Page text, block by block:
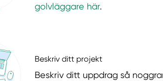
golvläggare här.
Beskriv ditt projekt
Beskriv ditt uppdrag så